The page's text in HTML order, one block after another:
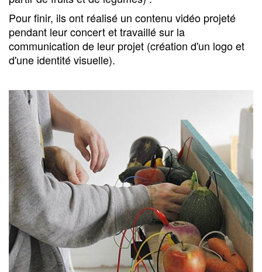
Pour finir, ils ont réalisé un contenu vidéo projeté
pendant leur concert et travaillé sur la
communication de leur projet (création d'un logo et
d'une identité visuelle).